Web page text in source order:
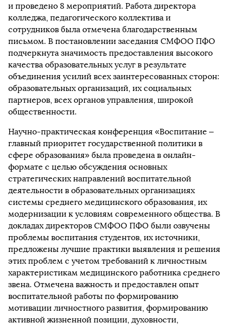
и проведено 8 мероприятий. Работа директора
колледжа, педагогического коллектива и
сотрудников была отмечена благодарственным
письмом. В постановлении заседания СМФОО ПФО
подчеркнута значимость предоставления высокого
качества образовательных услуг в результате
объединения усилий всех заинтересованных сторон:
образовательных организаций, их социальных
партнеров, всех органов управления, широкой
общественности.
Научно-практическая конференция «Воспитание –
главный приоритет государственной политики в
сфере образования» была проведена в онлайн-
формате с целью обсуждения основных
стратегических направлений воспитательной
деятельности в образовательных организациях
системы среднего медицинского образования, их
модернизации к условиям современного общества. В
докладах директоров СМФОО ПФО были озвучены
проблемы воспитания студентов, их источники,
предложены лучшие практики выявления и решения
этих проблем с учетом требований к личностным
характеристикам медицинского работника среднего
звена. Отмечена важность и предоставлен опыт
воспитательной работы по формированию
мотивации личностного развития, формированию
активной жизненной позиции, духовности,